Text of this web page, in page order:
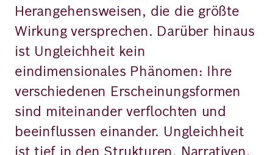
Herangehensweisen, die die größte
Wirkung versprechen. Darüber hinaus
ist Ungleichheit kein
eindimensionales Phänomen: Ihre
verschiedenen Erscheinungsformen
sind miteinander verflochten und
beeinflussen einander. Ungleichheit
ist tief in den Strukturen, Narrativen,